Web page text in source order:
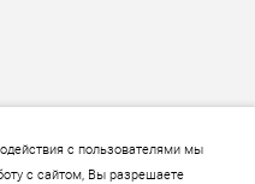
с пользователями мы
с сайтом, Вы разрешаете